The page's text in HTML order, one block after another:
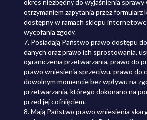
okres niezbędny do wyjaśnienia sprawy
otrzymaniem zapytania przez formularz
dostępny w ramach sklepu
wycofania zgody.
7. Posiadają Państwo prawo dostępu
danych oraz prawo ich sprostowania,
ograniczenia przetwarzania, prawo do
prawo wniesienia sprzeciwu, prawo do
dowolnym momencie bez wpływu na
przetwarzania, którego dokonano na
przed jej cofnięciem.
8. Mają Państwo prawo wniesienia